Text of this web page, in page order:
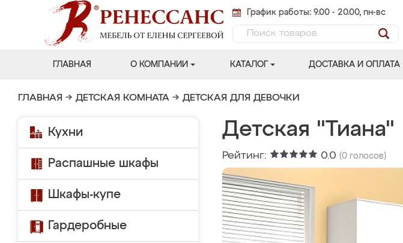
График работы: 9.00 - 20.00, пн-вс
ГЛАВНАЯ О КОМПАНИИ КАТАЛОГ ДОСТАВКА И ОПЛАТА
ГЛАВНАЯ → ДЕТСКАЯ КОМНАТА → ДЕТСКАЯ ДЛЯ ДЕВОЧКИ
Кухни
Распашные шкафы
Шкафы-купе
Гардеробные
Детская "Тиана"
Рейтинг: 0.0 (0 голосов)